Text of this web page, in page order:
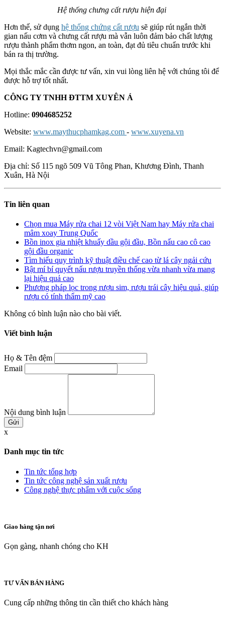
Hệ thống chưng cất rượu hiện đại
Hơn thế, sử dụng hệ thống chứng cất rượu sẽ giúp rút ngắn thời
gian nấu cơm và chưng cất rượu mà vẫn luôn đảm bảo chất lượng
rượu thành phẩm thơm ngon, an toàn, đạt đủ tiêu chuẩn trước khi
bán ra thị trường.
Mọi thắc mắc cần được tư vấn, xin vui lòng liên hệ với chúng tôi để
được hỗ trợ tốt nhất.
CÔNG TY TNHH ĐTTM XUYÊN Á
Hotline: 0904685252
Website: www.maythucphamkag.com - www.xuyena.vn
Email: Kagtechvn@gmail.com
Địa chỉ: Số 115 ngõ 509 Vũ Tông Phan, Khương Đình, Thanh
Xuân, Hà Nội
Tin liên quan
Chọn mua Máy rửa chai 12 vòi Việt Nam hay Máy rửa chai
mâm xoay Trung Quốc
Bồn inox gia nhiệt khuấy dầu gội đầu, Bồn nấu cao cô cao
gội đầu organic
Tìm hiểu quy trình kỹ thuật điều chế cao từ lá cây ngải cứu
Bật mí bí quyết nấu rượu truyền thống vừa nhanh vừa mang
lại hiệu quả cao
Phương pháp lọc trong rượu sim, rượu trái cây hiệu quả, giúp
rượu có tính thẩm mỹ cao
Không có bình luận nào cho bài viết.
Viết bình luận
Họ & Tên đệm
Email
Nội dung bình luận
x
Danh mục tin tức
Tin tức tổng hợp
Tin tức công nghệ sản xuất rượu
Công nghệ thực phẩm với cuộc sống
Giao hàng tận nơi
Gọn gàng, nhanh chóng cho KH
TƯ VẤN BÁN HÀNG
Cung cấp những thông tin cần thiết cho khách hàng